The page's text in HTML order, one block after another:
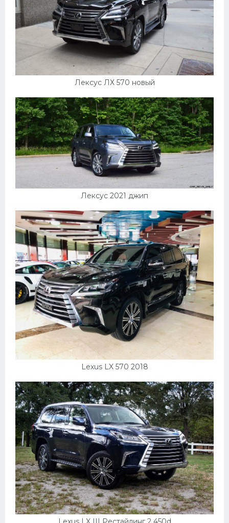
Лексус ЛХ 570 новый
Лексус 2021 джип
Lexus LX 570 2018